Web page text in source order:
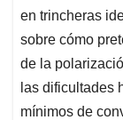
en trincheras
sobre cómo
de la
las dificultades
mínimos de